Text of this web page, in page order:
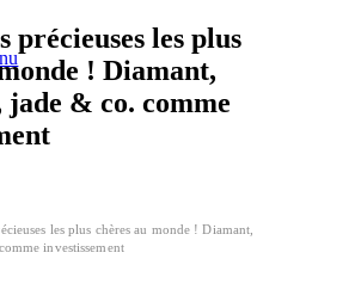
précieuses les plus
! Diamant,
jade & co. comme
les plus chères au monde ! Diamant,
investissement